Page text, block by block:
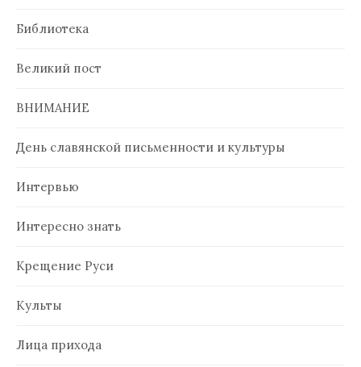
Библиотека
Великий пост
ВНИМАНИЕ
День славянской письменности и культуры
Интервью
Интересно знать
Крещение Руси
Культы
Лица прихода